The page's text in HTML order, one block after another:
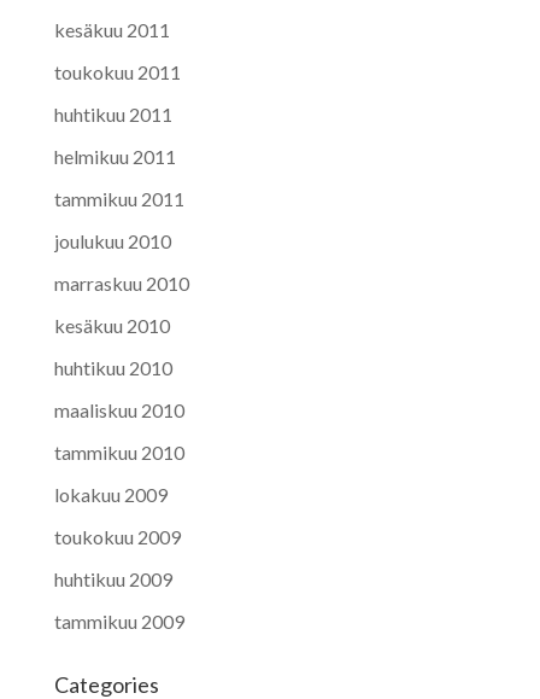
kesäkuu 2011
toukokuu 2011
huhtikuu 2011
helmikuu 2011
tammikuu 2011
joulukuu 2010
marraskuu 2010
kesäkuu 2010
huhtikuu 2010
maaliskuu 2010
tammikuu 2010
lokakuu 2009
toukokuu 2009
huhtikuu 2009
tammikuu 2009
Categories